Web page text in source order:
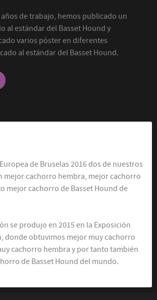
de trabajo, hemos publicado un
al estándar del Basset Hound y
varios póster en diferentes
al estándar del Basset Hound.
de Bruselas 2016 dos de nuestros
mejor cachorro hembra, mejor cachorro
mejor cachorro de Basset Hound de
se produjo en 2015 en la Exposición
donde obtuvimos mejor muy cachorro
cachorro hembra y por tanto también
de Basset Hound del mundo.